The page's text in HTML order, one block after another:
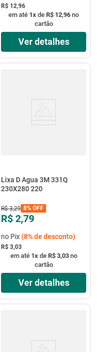
R$ 12,96
em até 1x de R$ 12,96 no
cartão
Ver detalhes
Lixa D Agua 3M 331Q
230X280 220
R$ 3,29 8%OFF
R$ 2,79
no Pix(8%de desconto)
R$ 3,03
em até 1xde R$ 3,03no
cartão
Ver detalhes